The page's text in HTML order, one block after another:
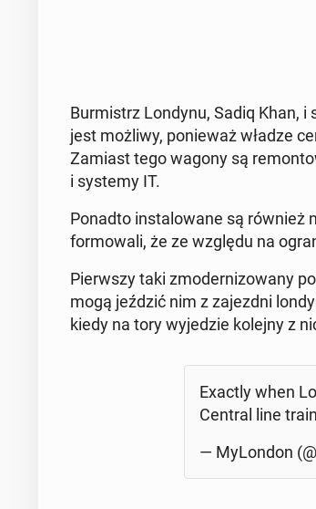
Bur­mistrz Londynu, Sadiq Khan,
jest możliwy, po­nie­waż władze
Zamiast tego wagony są
i systemy IT.
Ponadto in­sta­lo­wa­ne są również
for­mo­wa­li, że ze względu na
Pierw­szy taki zmo­der­ni­zo­wa­ny
mogą jeździć nim z za­jezd­ni
kiedy na tory wy­je­dzie kolejny z
Exactly when
Central line
— My­Lon­don